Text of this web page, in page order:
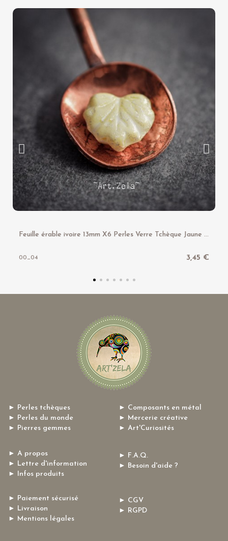
F
euille érable ivoire 13mm X6 Perles Verre Tchèque Jaune Pâle
00_04 3,45 €
► Perles tchèques
► Perles du monde
► Pierres gemmes
► Composants en métal
► Mercerie créative
► Art'Curiosités
► A propos
► Lettre d'information
► Infos produits
► F.A.Q.
► Besoin d'aide ?
► Paiement sécurisé
► Livraison
► Mentions légales
► CGV
► RGPD